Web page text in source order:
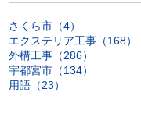
さくら市（4）
エクステリア工事（168）
外構工事（286）
宇都宮市（134）
用語（23）